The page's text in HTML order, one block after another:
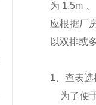
为 1.5m
应根据厂
以双排或
1、查表选
为了便